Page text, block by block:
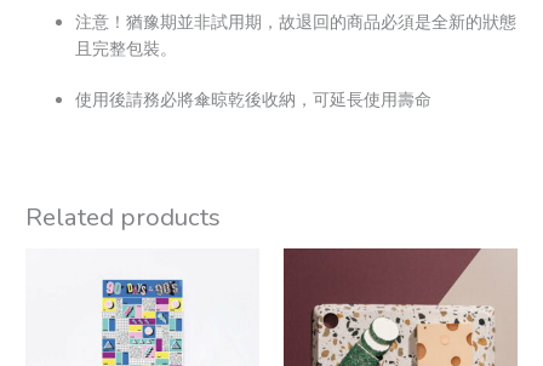
注意！猶豫期並非試用期，故退回的商品必須是全新的狀態
且完整包裝。
使用後請務必將傘晾乾後收納，可延長使用壽命
Related products